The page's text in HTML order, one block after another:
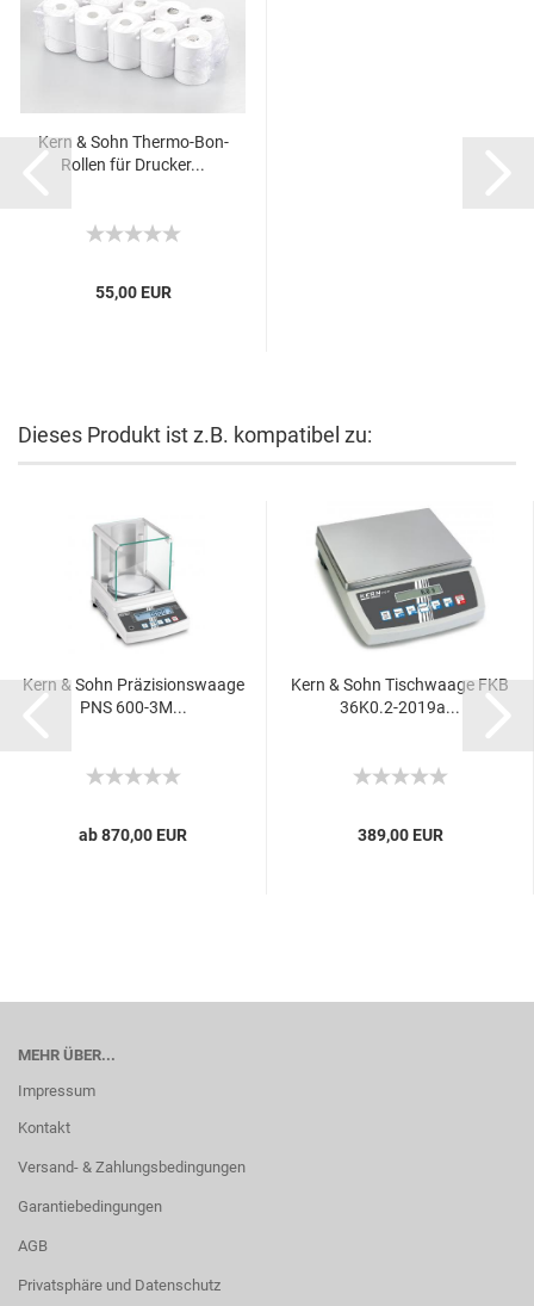
Kern & Sohn Thermo-Bon-
Rollen für Drucker...
55,00 EUR
Dieses Produkt ist z.B. kompatibel zu:
Kern & Sohn Präzisionswaage
PNS 600-3M...
ab 870,00 EUR
Kern & Sohn Tischwaage FKB
36K0.2-2019a...
389,00 EUR
MEHR ÜBER...
Impressum
Kontakt
Versand- & Zahlungsbedingungen
Garantiebedingungen
AGB
Privatsphäre und Datenschutz